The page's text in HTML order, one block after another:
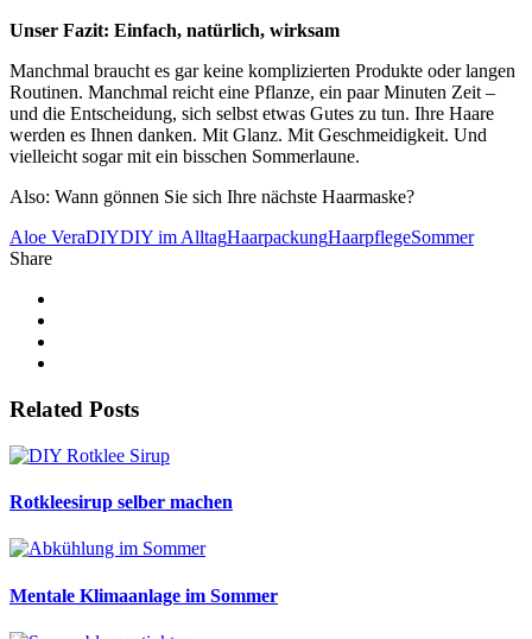
Unser Fazit: Einfach, natürlich, wirksam
Manchmal braucht es gar keine komplizierten Produkte oder langen
Routinen. Manchmal reicht eine Pflanze, ein paar Minuten Zeit –
und die Entscheidung, sich selbst etwas Gutes zu tun. Ihre Haare
werden es Ihnen danken. Mit Glanz. Mit Geschmeidigkeit. Und
vielleicht sogar mit ein bisschen Sommerlaune.
Also: Wann gönnen Sie sich Ihre nächste Haarmaske?
Aloe VeraDIYDIY im AlltagHaarpackungHaarpflegeSommer
Share
Related Posts
Rotkleesirup selber machen
Mentale Klimaanlage im Sommer